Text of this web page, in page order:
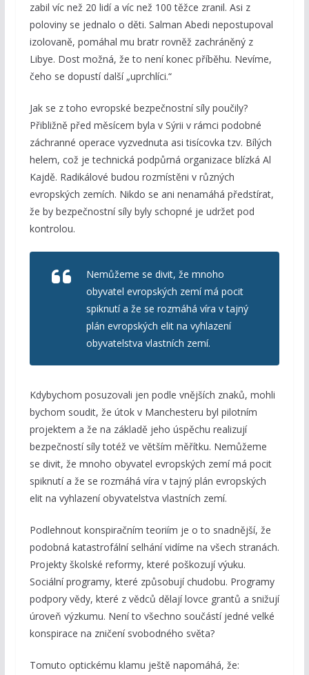
zabil víc než 20 lidí a víc než 100 těžce zranil. Asi z
poloviny se jednalo o děti. Salman Abedi nepostupoval
izolovaně, pomáhal mu bratr rovněž zachráněný z
Libye. Dost možná, že to není konec příběhu. Nevíme,
čeho se dopustí další „uprchlíci.“
Jak se z toho evropské bezpečnostní síly poučily?
Přibližně před měsícem byla v Sýrii v rámci podobné
záchranné operace vyzvednuta asi tisícovka tzv. Bílých
helem, což je technická podpůrná organizace blízká Al
Kajdě. Radikálové budou rozmístěni v různých
evropských zemích. Nikdo se ani nenamáhá předstírat,
že by bezpečnostní síly byly schopné je udržet pod
kontrolou.
Nemůžeme se divit, že mnoho
obyvatel evropských zemí má pocit
spiknutí a že se rozmáhá víra v tajný
plán evropských elit na vyhlazení
obyvatelstva vlastních zemí.
Kdybychom posuzovali jen podle vnějších znaků, mohli
bychom soudit, že útok v Manchesteru byl pilotním
projektem a že na základě jeho úspěchu realizují
bezpečností síly totéž ve větším měřítku. Nemůžeme
se divit, že mnoho obyvatel evropských zemí má pocit
spiknutí a že se rozmáhá víra v tajný plán evropských
elit na vyhlazení obyvatelstva vlastních zemí.
Podlehnout konspiračním teoriím je o to snadnější, že
podobná katastrofální selhání vidíme na všech stranách.
Projekty školské reformy, které poškozují výuku.
Sociální programy, které způsobují chudobu. Programy
podpory vědy, které z vědců dělají lovce grantů a snižují
úroveň výzkumu. Není to všechno součástí jedné velké
konspirace na zničení svobodného světa?
Tomuto optickému klamu ještě napomáhá, že: